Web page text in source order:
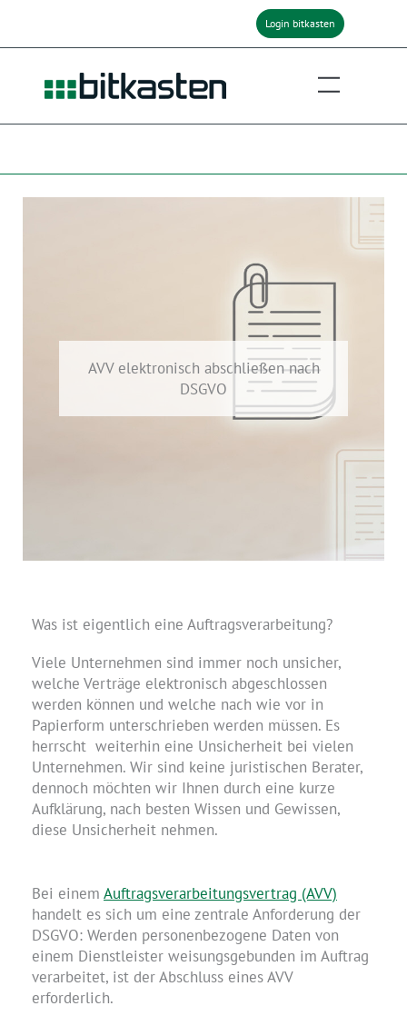
springen
Login bitkasten
AVV elektronisch abschließen nach
DSGVO
Was ist eigentlich eine Auftragsverarbeitung?​
Viele Unternehmen sind immer noch unsicher,
welche Verträge elektronisch abgeschlossen
werden können und welche nach wie vor in
Papierform unterschrieben werden müssen. Es
herrscht weiterhin eine Unsicherheit bei vielen
Unternehmen. Wir sind keine juristischen Berater,
dennoch möchten wir Ihnen durch eine kurze
Aufklärung, nach besten Wissen und Gewissen,
diese Unsicherheit nehmen.
Bei einem Auftragsverarbeitungsvertrag (AVV)
handelt es sich um eine zentrale Anforderung der
DSGVO: Werden personenbezogene Daten von
einem Dienstleister weisungsgebunden im Auftrag
verarbeitet, ist der Abschluss eines AVV
erforderlich.